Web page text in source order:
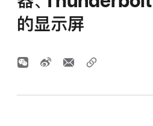
的显示屏